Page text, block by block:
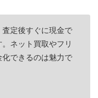
定後すぐに現金で
ネット買取やフリ
できるのは魅力で